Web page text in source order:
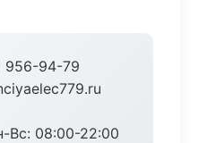
956-94-79
Вс: 08:00-22:00